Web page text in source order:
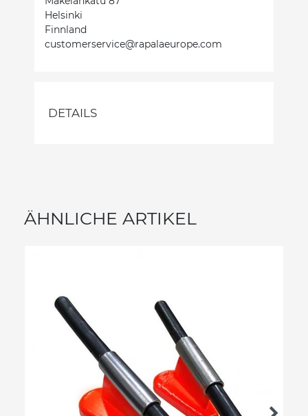
Helsinki
Finnland
customerservice@rapalaeurope.com
DETAILS
ÄHNLICHE ARTIKEL